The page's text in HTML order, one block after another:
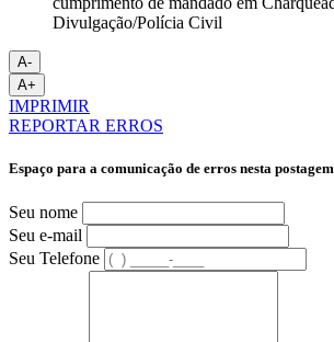
Divulgação/Polícia Civil
A-
A+
IMPRIMIR
REPORTAR ERROS
Espaço para a comunicação de erros nesta postagem
Seu nome
Seu e-mail
Seu Telefone